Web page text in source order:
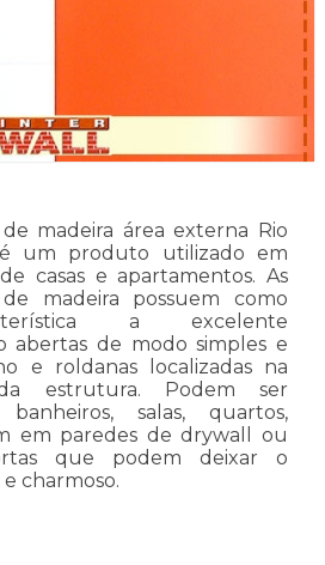
madeira área externa Rio
um produto utilizado em
casas e apartamentos. As
madeira possuem como
a excelente
abertas de modo simples e
e roldanas localizadas na
estrutura. Podem ser
salas, quartos,
em paredes de drywall ou
que podem deixar o
charmoso.